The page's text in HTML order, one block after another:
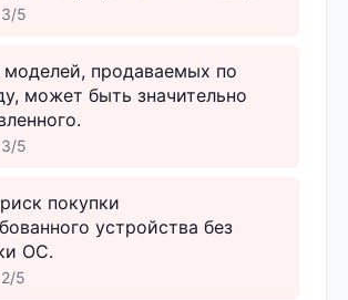
5
моделей, продаваемых по
может быть значительно
5
покупки
устройства без
ОС.
5